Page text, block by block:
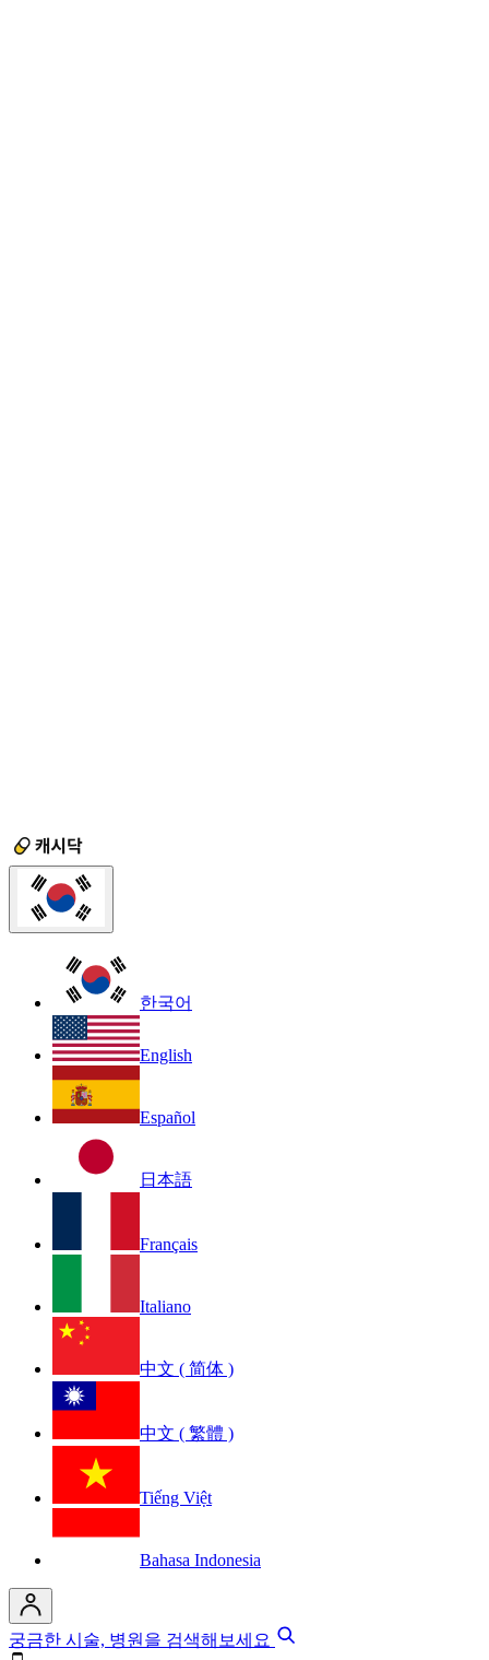
한국어
English
Español
日本語
Français
Italiano
中文 ( 简体 )
中文 ( 繁體 )
Tiếng Việt
Bahasa Indonesia
궁금한 시술, 병원을 검색해보세요